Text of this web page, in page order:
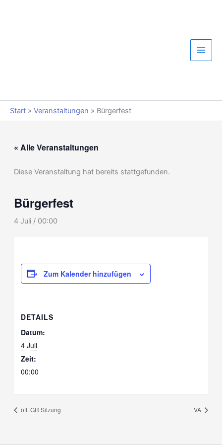
Start » Veranstaltungen » Bürgerfest
« Alle Veranstaltungen
Diese Veranstaltung hat bereits stattgefunden.
Bürgerfest
4 Juli / 00:00
Zum Kalender hinzufügen
DETAILS
Datum:
4 Juli
Zeit:
00:00
öff. GR Sitzung VA